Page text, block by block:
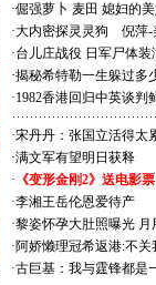
·倔强萝卜 麦田 媳妇的
·大内密探灵灵狗
倪萍-
·台儿庄战役 日军尸体装
·揭秘希特勒一生躲过多
·1982香港回归中英谈判
·宋丹丹：张国立活得太
·满文军有望明日获释
· 《变形金刚2》送电影票
·李湘王岳伦恩爱待产
·黎姿怀孕大肚照曝光 月
·阿娇懒理冠希返港:不关
·古巨基：我与霆锋都是